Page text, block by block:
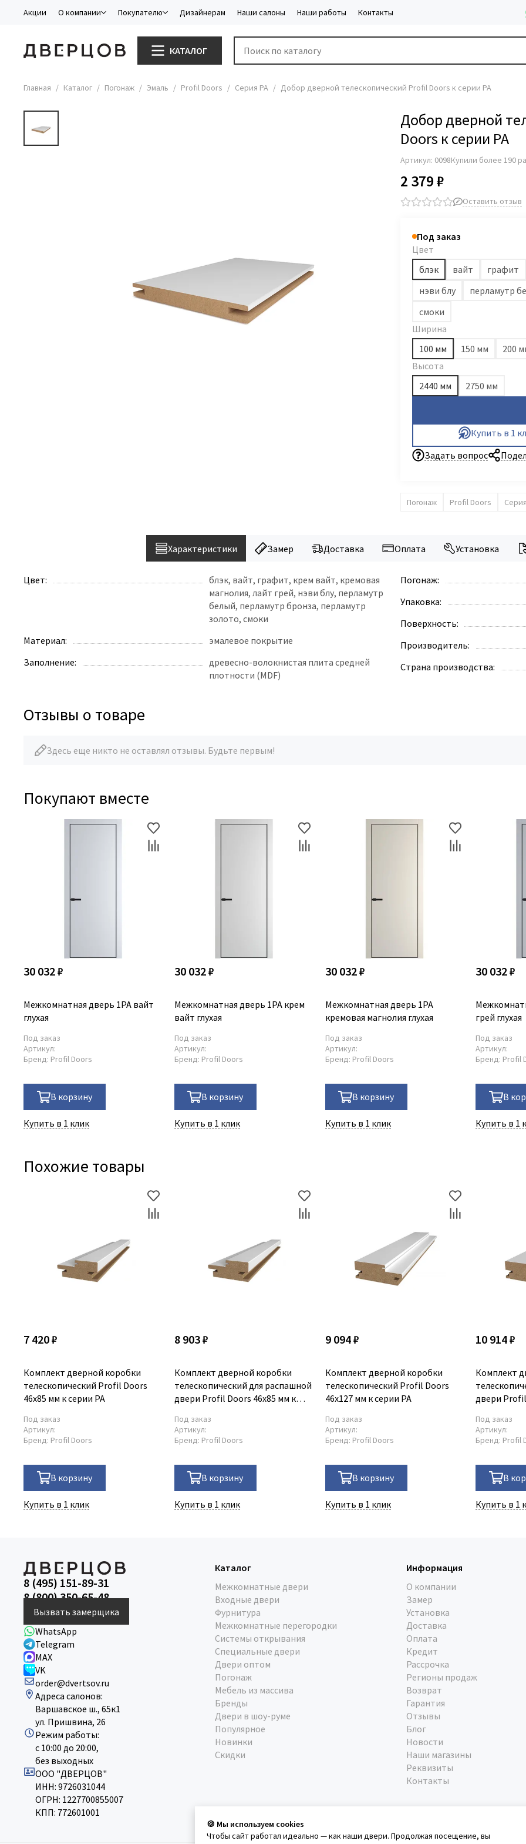
Акции О компании Покупателю Дизайнерам Наши салоны Наши работы Контакты
КАТАЛОГ
Главная Каталог Погонаж Эмаль Profil Doors Серия PA Добор дверной телескопический Profil Doors к серии PA
Добор дверной
Doors к серии PA
Артикул: 0098Купили более 190
2 379 ₽
Оставить отзыв
Под заказ
Цвет
блэк
вайт графит
нэви блу
перламутр
смоки
Ширина
100 мм
150 мм 200
Высота
2440 мм
2750 мм
Купить в 1
Задать вопрос
Погонаж Profil Doors
Характеристики Замер Доставка Оплата Установка
Цвет:
блэк, вайт, графит, крем вайт, кремовая
магнолия, лайт грей, нэви блу, перламутр
белый, перламутр бронза, перламутр
золото, смоки
Материал:
эмалевое покрытие
Заполнение:
древесно-волокнистая плита средней
плотности (MDF)
Погонаж:
Упаковка:
Поверхность:
Производитель:
Страна производства:
Отзывы о товаре
Здесь еще никто не оставлял отзывы. Будьте первым!
Покупают вместе
30 032 ₽
Межкомнатная дверь 1PA вайт
глухая
Под заказ
Артикул:
Бренд: Profil Doors
В корзину
Купить в 1 клик
30 032 ₽
Межкомнатная дверь 1PA крем
вайт глухая
Под заказ
Артикул:
Бренд: Profil Doors
В корзину
Купить в 1 клик
30 032 ₽
Межкомнатная дверь 1PA
кремовая магнолия глухая
Под заказ
Артикул:
Бренд: Profil Doors
В корзину
Купить в 1 клик
30 032 ₽
грей глухая
Под заказ
Артикул:
Бренд: Profil
В
Купить в 1
Похожие товары
7 420 ₽
Комплект дверной коробки
телескопический Profil Doors
46x85 мм к серии PA
Под заказ
Артикул:
Бренд: Profil Doors
В корзину
Купить в 1 клик
8 903 ₽
Комплект дверной коробки
телескопический для распашной
двери Profil Doors 46x85 мм к
Под заказ
Артикул:
Бренд: Profil Doors
В корзину
Купить в 1 клик
9 094 ₽
Комплект дверной коробки
телескопический Profil Doors
46x127 мм к серии PA
Под заказ
Артикул:
Бренд: Profil Doors
В корзину
Купить в 1 клик
10 914 ₽
Комплект
двери
Под заказ
Артикул:
Бренд: Profil
В
Купить в 1
8 (495) 151-89-31
8 (800) 350-65-48
Вызвать замерщика
WhatsApp
Telegram
MAX
VK
order@dvertsov.ru
Адреса салонов:
Варшавское ш., 65к1
ул. Пришвина, 26
Режим работы:
с 10:00 до 20:00,
без выходных
ООО "ДВЕРЦОВ"
ИНН: 9726031044
ОГРН: 1227700855007
КПП: 772601001
Каталог
Межкомнатные двери
Входные двери
Фурнитура
Межкомнатные перегородки
Системы открывания
Специальные двери
Двери оптом
Погонаж
Мебель из массива
Бренды
Двери в шоу-руме
Популярное
Новинки
Скидки
Информация
О компании
Замер
Установка
Доставка
Оплата
Кредит
Рассрочка
Регионы продаж
Возврат
Гарантия
Отзывы
Блог
Новости
Наши магазины
Реквизиты
Контакты
🍪 Мы используем cookies
Чтобы сайт работал идеально — как наши двери. Продолжая посещение, вы